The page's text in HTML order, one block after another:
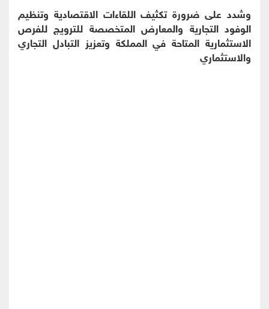
وشدد على ضرورة تكثيف اللقاءات الاقتصادية وتنظيم
الوفود التجارية والمعارض المتخصصة للترويج للفرص
الاستثمارية المتاحة في المملكة وتعزيز التبادل التجاري
والاستثماري